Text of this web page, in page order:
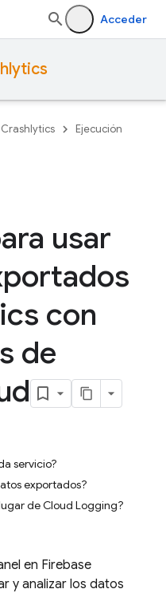
Acceder
Crashlytics Ejecución
usar
con
de
servicio?
exportados?
de Cloud Logging?
en Firebase
y analizar los datos